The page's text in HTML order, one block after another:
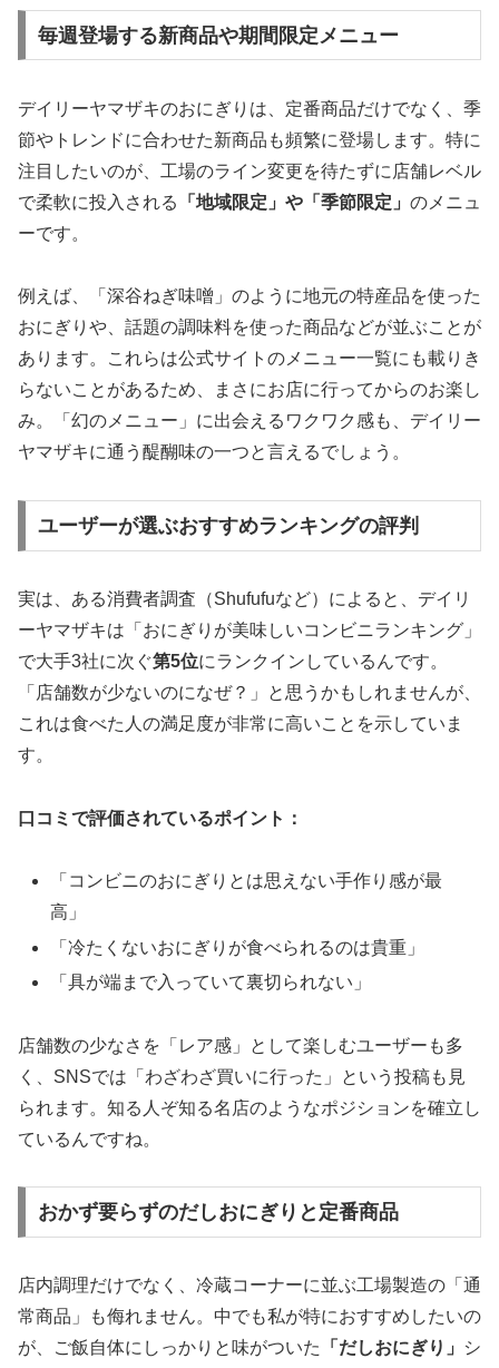
毎週登場する新商品や期間限定メニュー
デイリーヤマザキのおにぎりは、定番商品だけでなく、季
節やトレンドに合わせた新商品も頻繁に登場します。特に
注目したいのが、工場のライン変更を待たずに店舗レベル
で柔軟に投入される
「地域限定」や「季節限定」 のメニュ
ーです。
例えば、「深谷ねぎ味噌」のように地元の特産品を使った
おにぎりや、話題の調味料を使った商品などが並ぶことが
あります。これらは公式サイトのメニュー一覧にも載りき
らないことがあるため、まさにお店に行ってからのお楽し
み。「幻のメニュー」に出会えるワクワク感も、デイリー
ヤマザキに通う醍醐味の一つと言えるでしょう。
ユーザーが選ぶおすすめランキングの評判
実は、ある消費者調査（Shufufuなど）によると、デイリ
ーヤマザキは「おにぎりが美味しいコンビニランキング」
で大手3社に次ぐ第5位にランクインしているんです。
「店舗数が少ないのになぜ？」と思うかもしれませんが、
これは食べた人の満足度が非常に高いことを示していま
す。
口コミで評価されているポイント：
「コンビニのおにぎりとは思えない手作り感が最
高」
「冷たくないおにぎりが食べられるのは貴重」
「具が端まで入っていて裏切られない」
店舗数の少なさを「レア感」として楽しむユーザーも多
く、SNSでは「わざわざ買いに行った」という投稿も見
られます。知る人ぞ知る名店のようなポジションを確立し
ているんですね。
おかず要らずのだしおにぎりと定番商品
店内調理だけでなく、冷蔵コーナーに並ぶ工場製造の「通
常商品」も侮れません。中でも私が特におすすめしたいの
が、ご飯自体にしっかりと味がついた
「だしおにぎり」
シ